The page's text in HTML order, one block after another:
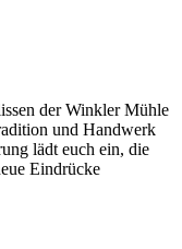
der Winkler Mühle
und Handwerk
lädt euch ein, die
Eindrücke